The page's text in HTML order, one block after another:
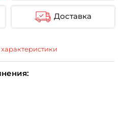
Доставка